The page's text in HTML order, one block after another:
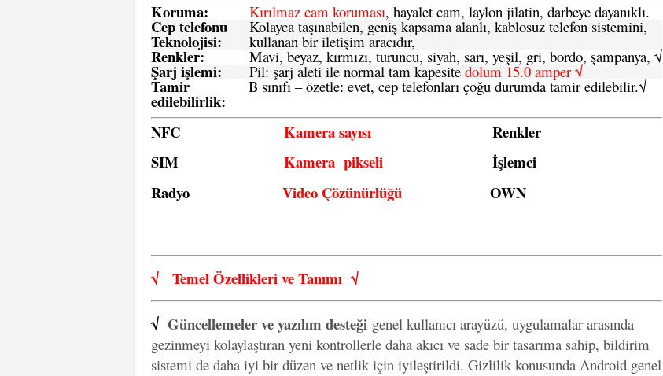
Koruma: Kırılmaz cam koruması, hayalet cam, laylon jilatin, darbeye dayanıklı.
Cep telefonu
Teknolojisi:
Kolayca taşınabilen, geniş kapsama alanlı, kablosuz telefon sistemini,
kullanan bir iletişim aracıdır,
Renkler: Mavi, beyaz, kırmızı, turuncu, siyah, sarı, yeşil, gri, bordo, şampanya, √
Şarj işlemi: Pil: şarj aleti ile normal tam kapesite dolum 15.0 amper √
Tamir
edilebilirlik:
B sınıfı – özetle: evet, cep telefonları çoğu durumda tamir edilebilir.√
NFC Kamera sayısı
Renkler
SIM
Kamera pikseli
İşlemci
Radyo
Video Çözünürlüğü OWN
√ Temel Özellikleri veTanımı √
√ Güncellemeler ve yazılım desteği genel kullanıcı arayüzü, uygulamalar arasında
gezinmeyi kolaylaştıran yeni kontrollerle daha akıcı ve sade bir tasarıma sahip, bildirim
sistemi de daha iyi bir düzen ve netlik için iyileştirildi. Gizlilik konusunda Android genel